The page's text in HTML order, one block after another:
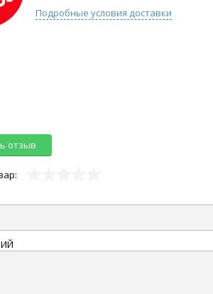
Подробные условия доставки
отзыв